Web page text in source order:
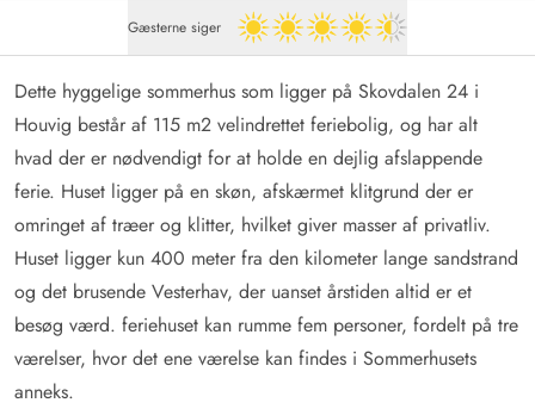
Gæsterne siger 4.5 ud af 5
Dette hyggelige sommerhus som ligger på Skovdalen 24 i
Houvig består af 115 m2 velindrettet feriebolig, og har alt
hvad der er nødvendigt for at holde en dejlig afslappende
ferie. Huset ligger på en skøn, afskærmet klitgrund der er
omringet af træer og klitter, hvilket giver masser af privatliv.
Huset ligger kun 400 meter fra den kilometer lange sandstrand
og det brusende Vesterhav, der uanset årstiden altid er et
besøg værd. feriehuset kan rumme fem personer, fordelt på tre
værelser, hvor det ene værelse kan findes i Sommerhusets
anneks.